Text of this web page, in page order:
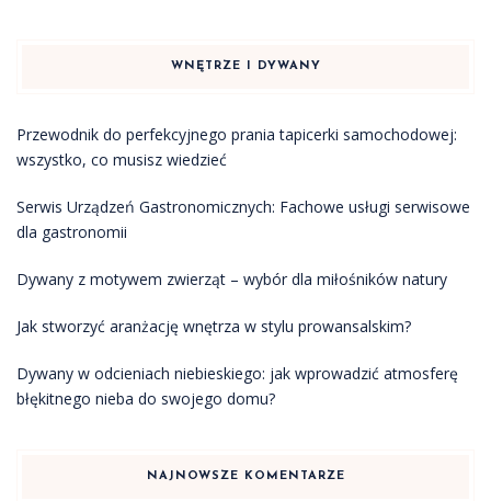
WNĘTRZE I DYWANY
Przewodnik do perfekcyjnego prania tapicerki samochodowej:
wszystko, co musisz wiedzieć
Serwis Urządzeń Gastronomicznych: Fachowe usługi serwisowe
dla gastronomii
Dywany z motywem zwierząt – wybór dla miłośników natury
Jak stworzyć aranżację wnętrza w stylu prowansalskim?
Dywany w odcieniach niebieskiego: jak wprowadzić atmosferę
błękitnego nieba do swojego domu?
NAJNOWSZE KOMENTARZE